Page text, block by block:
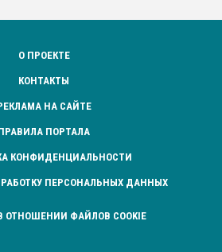
О ПРОЕКТЕ
КОНТАКТЫ
НА САЙТЕ
ПОРТАЛА
КОНФИДЕНЦИАЛЬНОСТИ
ПЕРСОНАЛЬНЫХ ДАННЫХ
ОТНОШЕНИИ ФАЙЛОВ COOKIE